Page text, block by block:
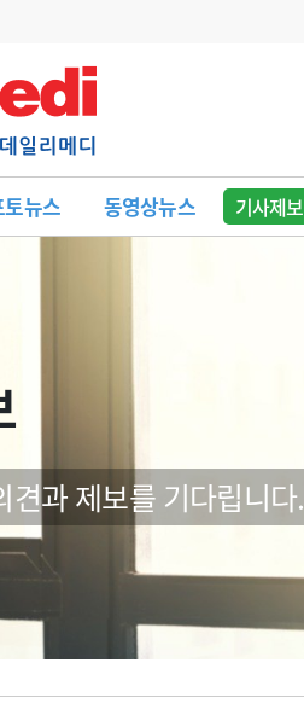
토뉴스 동영상뉴스 기사제보
여 실시
학 입시
과 제보를 기다립니다.